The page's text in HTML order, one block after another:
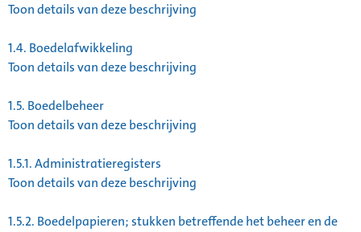
Toon details van deze beschrijving
1.4. Boedelafwikkeling
Toon details van deze beschrijving
1.5. Boedelbeheer
Toon details van deze beschrijving
1.5.1.Administratieregisters
Toon details van deze beschrijving
1.5.2. Boedelpapieren; stukken betreffende het beheer en de